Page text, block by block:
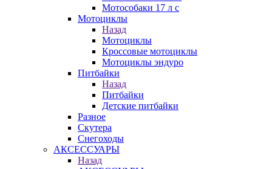
Мотособаки 17 л с
Мотоциклы
Назад
Мотоциклы
Кроссовые мотоциклы
Мотоциклы эндуро
Питбайки
Назад
Питбайки
Детские питбайки
Разное
Скутера
Снегоходы
АКСЕССУАРЫ
Назад